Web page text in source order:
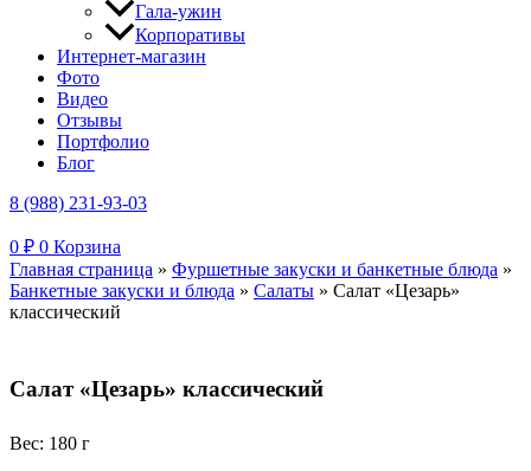
Гала-ужин
Корпоративы
Интернет-магазин
Фото
Видео
Отзывы
Портфолио
Блог
8 (988) 231-93-03
0 ₽ 0 Корзина
Главная страница » Фуршетные закуски и банкетные блюда »
Банкетные закуски и блюда » Салаты » Салат «Цезарь»
классический
Салат «Цезарь» классический
Вес: 180 г